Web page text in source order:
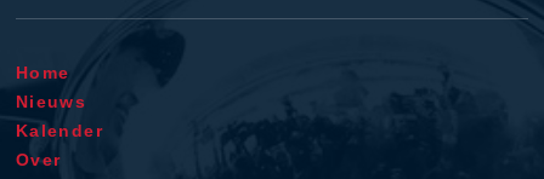
Home
Nieuws
Kalender
Over